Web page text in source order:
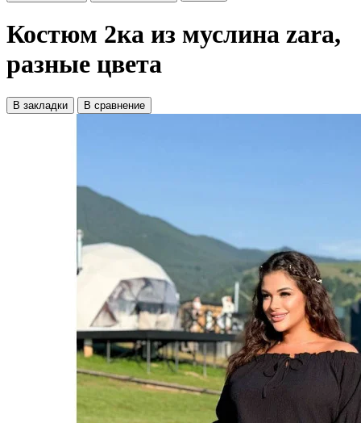
Костюм 2ка из муслина zara,
разные цвета
В закладки В сравнение